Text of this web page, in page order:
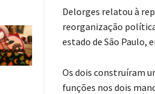
Delorges relatou à
reorganização
estado de São Paulo,
Os dois construíram
funções nos dois